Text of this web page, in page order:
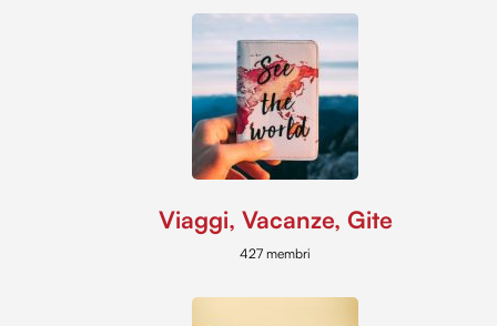
Viaggi, Vacanze, Gite
427 membri